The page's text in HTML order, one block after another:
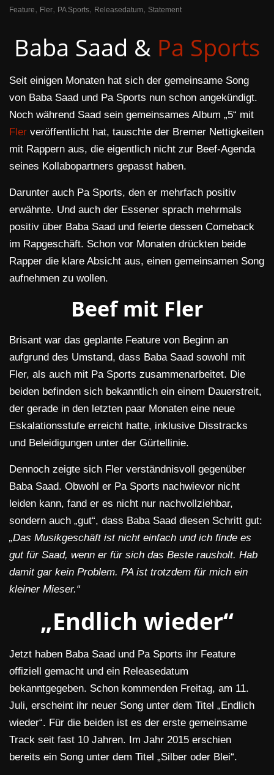
Feature, Fler, PA Sports, Releasedatum, Statement
Baba Saad & Pa Sports
Seit einigen Monaten hat sich der gemeinsame Song
von Baba Saad und Pa Sports nun schon angekündigt.
Noch während Saad sein gemeinsames Album „5“ mit
Fler veröffentlicht hat, tauschte der Bremer Nettigkeiten
mit Rappern aus, die eigentlich nicht zur Beef-Agenda
seines Kollabopartners gepasst haben.
Darunter auch Pa Sports, den er mehrfach positiv
erwähnte. Und auch der Essener sprach mehrmals
positiv über Baba Saad und feierte dessen Comeback
im Rapgeschäft. Schon vor Monaten drückten beide
Rapper die klare Absicht aus, einen gemeinsamen Song
aufnehmen zu wollen.
Beef mit Fler
Brisant war das geplante Feature von Beginn an
aufgrund des Umstand, dass Baba Saad sowohl mit
Fler, als auch mit Pa Sports zusammenarbeitet. Die
beiden befinden sich bekanntlich ein einem Dauerstreit,
der gerade in den letzten paar Monaten eine neue
Eskalationsstufe erreicht hatte, inklusive Disstracks
und Beleidigungen unter der Gürtellinie.
Dennoch zeigte sich Fler verständnisvoll gegenüber
Baba Saad. Obwohl er Pa Sports nachwievor nicht
leiden kann, fand er es nicht nur nachvollziehbar,
sondern auch „gut“, dass Baba Saad diesen Schritt gut:
„Das Musikgeschäft ist nicht einfach und ich finde es
gut für Saad, wenn er für sich das Beste rausholt. Hab
damit gar kein Problem. PA ist trotzdem für mich ein
kleiner Mieser.“
„Endlich wieder“
Jetzt haben Baba Saad und Pa Sports ihr Feature
offiziell gemacht und ein Releasedatum
bekanntgegeben. Schon kommenden Freitag, am 11.
Juli, erscheint ihr neuer Song unter dem Titel „Endlich
wieder“. Für die beiden ist es der erste gemeinsame
Track seit fast 10 Jahren. Im Jahr 2015 erschien
bereits ein Song unter dem Titel „Silber oder Blei“.